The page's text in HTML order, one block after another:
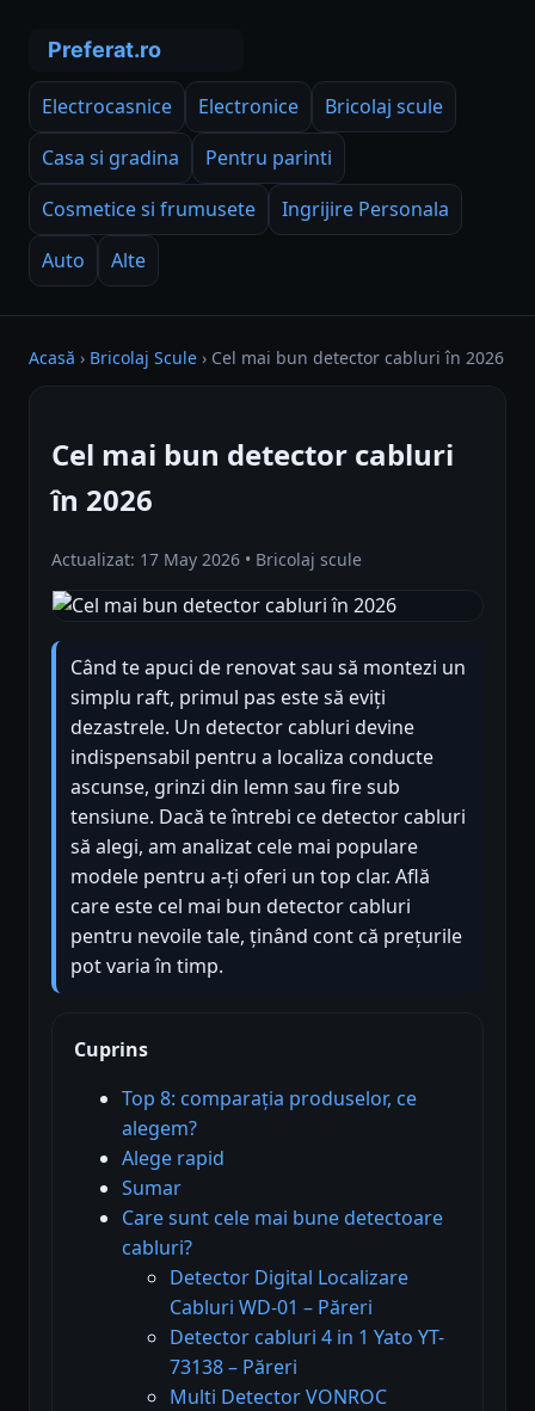
Electrocasnice Electronice
Bricolaj scule
Casa si gradina
Pentru parinti
Cosmetice si frumusete
Ingrijire Personala
Auto
Alte
Acasă › Bricolaj Scule › Cel mai bun detector cabluri în 2026
Cel mai bun detector cabluri
în 2026
Actualizat: 17 May 2026 • Bricolaj scule
Când te apuci de renovat sau să montezi un
simplu raft, primul pas este să eviți
dezastrele. Un detector cabluri devine
indispensabil pentru a localiza conducte
ascunse, grinzi din lemn sau fire sub
tensiune. Dacă te întrebi ce detector cabluri
să alegi, am analizat cele mai populare
modele pentru a-ți oferi un top clar. Află
care este cel mai bun detector cabluri
pentru nevoile tale, ținând cont că prețurile
pot varia în timp.
Cuprins
Top 8: comparația produselor, ce
alegem?
Alege rapid
Sumar
Care sunt cele mai bune detectoare
cabluri?
Detector Digital Localizare
Cabluri WD-01 – Păreri
Detector cabluri 4 in 1 Yato YT-
73138 – Păreri
Multi Detector VONROC